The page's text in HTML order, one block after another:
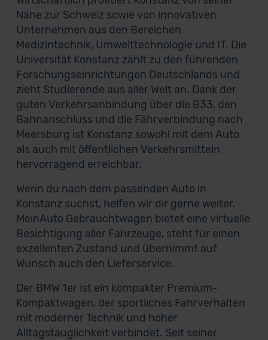
Nähe zur Schweiz sowie von innovativen
Unternehmen aus den Bereichen
Medizintechnik, Umwelttechnologie und IT. Die
Universität Konstanz zählt zu den führenden
Forschungseinrichtungen Deutschlands und
zieht Studierende aus aller Welt an. Dank der
guten Verkehrsanbindung über die B33, den
Bahnanschluss und die Fährverbindung nach
Meersburg ist Konstanz sowohl mit dem Auto
als auch mit öffentlichen Verkehrsmitteln
hervorragend erreichbar.
Wenn du nach dem passenden Auto in
Konstanz suchst, helfen wir dir gerne weiter.
MeinAuto Gebrauchtwagen bietet eine virtuelle
Besichtigung aller Fahrzeuge, steht für einen
exzellenten Zustand und übernimmt auf
Wunsch auch den Lieferservice.
Der BMW 1er ist ein kompakter Premium-
Kompaktwagen, der sportliches Fahrverhalten
mit moderner Technik und hoher
Alltagstauglichkeit verbindet. Seit seiner